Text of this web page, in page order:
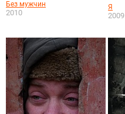
Без мужчин
2010
Я
2009